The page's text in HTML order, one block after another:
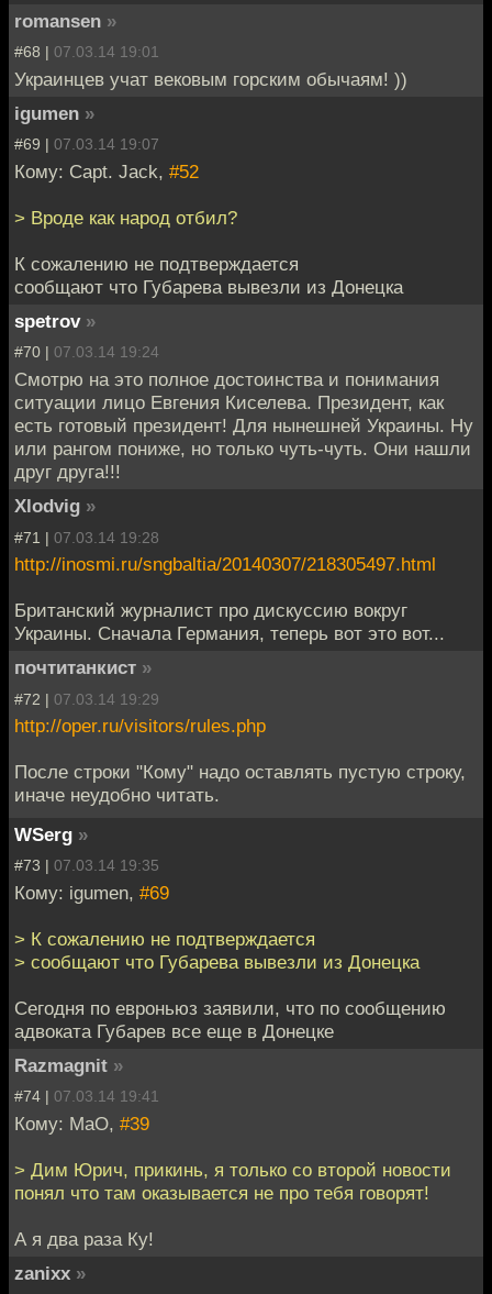
romansen »
#68 | 07.03.14 19:01
Украинцев учат вековым горским обычаям! ))
igumen »
#69 | 07.03.14 19:07
Кому: Capt. Jack, #52
> Вроде как народ отбил?
К сожалению не подтверждается
сообщают что Губарева вывезли из Донецка
spetrov »
#70 | 07.03.14 19:24
Смотрю на это полное достоинства и понимания
ситуации лицо Евгения Киселева. Президент, как
есть готовый президент! Для нынешней Украины. Ну
или рангом пониже, но только чуть-чуть. Они нашли
друг друга!!!
Xlodvig »
#71 | 07.03.14 19:28
http://inosmi.ru/sngbaltia/20140307/218305497.html
Британский журналист про дискуссию вокруг
Украины. Сначала Германия, теперь вот это вот...
почтитанкист »
#72 | 07.03.14 19:29
http://oper.ru/visitors/rules.php
После строки "Кому" надо оставлять пустую строку,
иначе неудобно читать.
WSerg »
#73 | 07.03.14 19:35
Кому: igumen, #69
> К сожалению не подтверждается
> сообщают что Губарева вывезли из Донецка
Сегодня по евроньюз заявили, что по сообщению
адвоката Губарев все еще в Донецке
Razmagnit »
#74 | 07.03.14 19:41
Кому: MaO, #39
> Дим Юрич, прикинь, я только со второй новости
понял что там оказывается не про тебя говорят!
А я два раза Ку!
zanixx »